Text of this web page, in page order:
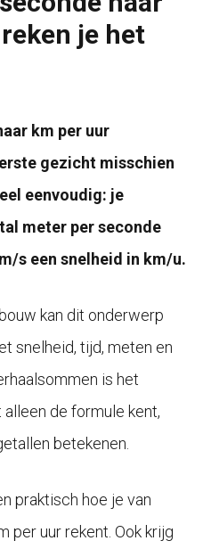
je het
km per uur
gezicht misschien
eenvoudig: je
meter per seconde
s een snelheid in km/u.
kan dit onderwerp
snelheid, tijd, meten en
is het
de formule kent,
betekenen.
praktisch hoe je van
per uur rekent. Ook krijg